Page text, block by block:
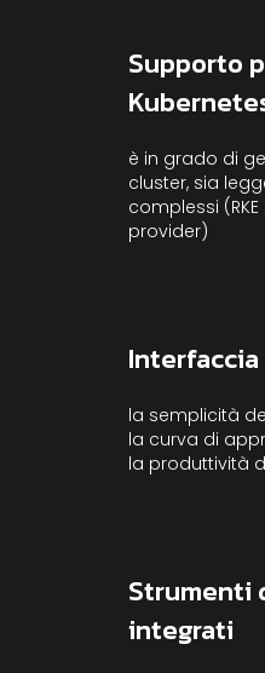
Supporto
è in grado di
cluster, sia
complessi
provider)
la semplicità
la curva di
la produttività
Strumenti
integrati